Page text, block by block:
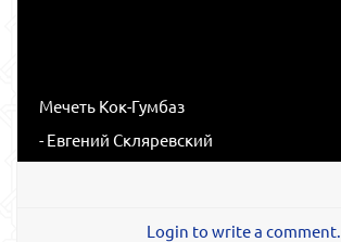
Мечеть Кок-Гумбаз
- Евгений Скляревский
Login to write a comment.